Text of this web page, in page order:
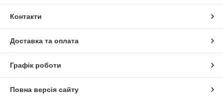
Контакти
Доставка та оплата
Графік роботи
Повна версія сайту